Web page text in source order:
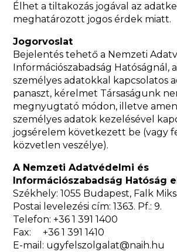
Élhet a tiltakozás jogával az
meghatározott jogos érdek miatt.
Jogorvoslat
Bejelentés tehető a Nemzeti
Információszabadság Hatóságnál,
személyes adatokkal kapcsolatos
panaszt, kérelmet Társaságunk
megnyugtató módon, illetve
személyes adatok kezelésével
jogsérelem következett be (vagy
közvetlen veszélye).
A Nemzeti Adatvédelmi és
Információszabadság Hatóság
Székhely: 1055 Budapest, Falk
Postai levelezési cím: 1363. Pf.: 9.
Telefon: +36 1 391 1400
Fax: +36 1 391 1410
E-mail: ugyfelszolgalat@naih.hu